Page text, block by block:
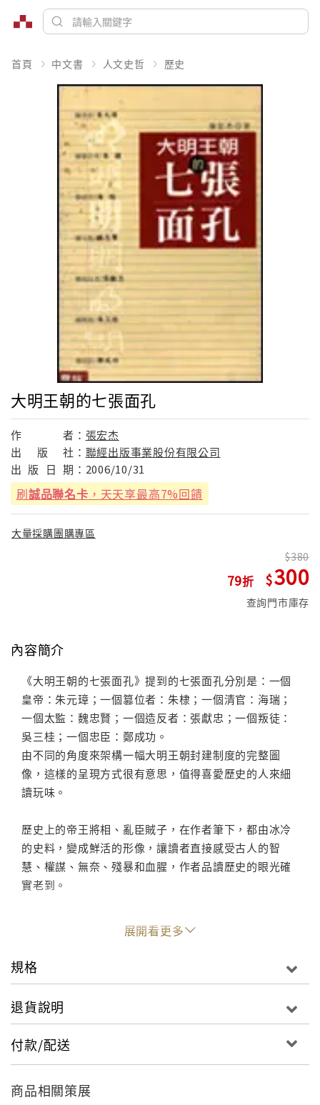
首頁 中文書 人文史哲 歷史
大明王朝的七張面孔
作 者： 張宏杰
出
版 社： 聯經出版事業股份有限公司
出 版 日 期： 2006/10/31
刷誠品聯名卡 ，天天享最高7%回饋
大量採購團購專區
79
380
300
查詢門市庫存
內容簡介
《大明王朝的七張面孔》提到的七張面孔分別是：一個
皇帝：朱元璋；一個篡位者：朱棣；一個清官：海瑞；
一個太監：魏忠賢；一個造反者：張獻忠；一個叛徒：
吳三桂；一個忠臣：鄭成功。
由不同的角度來架構一幅大明王朝封建制度的完整圖
像，這樣的呈現方式很有意思，值得喜愛歷史的人來細
讀玩味。
歷史上的帝王將相、亂臣賊子，在作者筆下，都由冰冷
的史料，變成鮮活的形像，讓讀者直接感受古人的智
慧、權謀、無奈、殘暴和血腥，作者品讀歷史的眼光確
實老到。
蒙古人，1994年畢業於東北財經大學，中國作家協會會
員，遼寧作家協會理事，遼寧文學院合同制作家。著有
歷史人物的另類傳奇》等書。
展開看更多
規格
退貨說明
付款/配送
商品相關策展